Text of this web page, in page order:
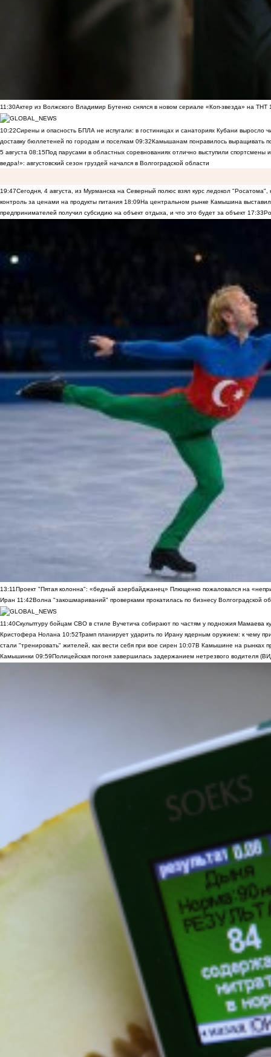
11:30Актер из Волжского Владимир Бутенко снялся в новом сериале «Коп-звезда» на ТНТ
10:22Сирены и опасность БПЛА не испугали: в гостиницах и санаториях Кубани выросло
доставку бюллетеней по городам и поселкам 09:32Камышанам понравилось выращивать
5 августа 08:15Под парусами в областных соревнованиях отлично выступили спортсмены
ведра!»: августовский сезон груздей начался в Волгоградской области
19:47Сегодня, 4 августа, из Мурманска на Северный полюс взял курс ледокол
контроль за ценами на продукты питания 18:09На центральном рынке Камышина
предпринимателей получил субсидию на объект отдыха, и что это будет за объект 17:33
13:11Проект "Пятая колонна": «бедный азербайджанец» Плющенко пожаловался на
Иран 11:42Волна "закошмариваний" проверками прокатилась по бизнесу Волгоградской
11:40Скульптуру бойцам СВО в стиле Вучетича собирают по частям у подножия Мамаева
Кристофера Нолана 10:52Трамп планирует ударить по Ирану ядерным оружием: к чему
стали "тренировать" жителей, как вести себя при вое сирен 10:07В Камышине на рынках
Камышинки 09:59Полицейская погоня завершилась задержанием нетрезвого водителя